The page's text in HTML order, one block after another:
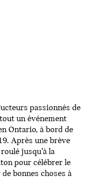
passionnés de
un événement
Ontario, à bord de
Après une brève
jusqu’à la
pour célébrer le
bonnes choses à